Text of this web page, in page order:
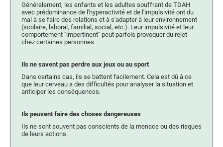
Généralement, les enfants et les adultes souffrant de TDAH
avec prédominance de l'hyperactivité et de l'impulsivité ont du
mal à se faire des relations et à s'adapter à leur environnement
(scolaire, laboral, familial, social, etc.). Leur impulsivité et leur
comportement "impertinent" peut parfois provoquer du rejet
chez certaines personnes.
Ils ne savent pas perdre aux jeux ou au sport
Dans certains cas, ils se battent facilement. Cela est dû à ce
que leur cerveau a des difficultés pour analyser la situation et
anticiper les conséquences.
Ils peuvent faire des choses dangereuses
Ils ne sont souvent pas conscients de la menace ou des risques
de leurs actions.